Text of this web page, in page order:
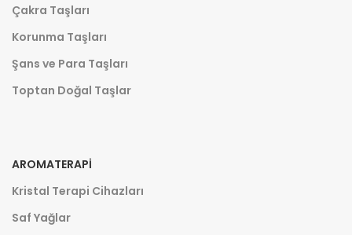
Çakra Taşları
Korunma Taşları
Şans ve Para Taşları
Toptan Doğal Taşlar
AROMATERAPI
Kristal Terapi Cihazları
Saf Yağlar